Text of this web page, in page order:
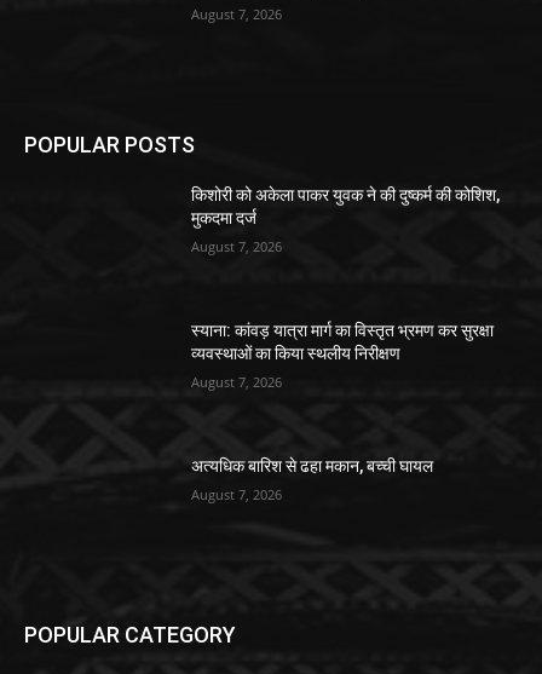
August 7, 2026
POPULAR POSTS
किशोरी को अकेला पाकर युवक ने की दुष्कर्म की कोशिश,
मुकदमा दर्ज
August 7, 2026
स्याना: कांवड़ यात्रा मार्ग का विस्तृत भ्रमण कर सुरक्षा
व्यवस्थाओं का किया स्थलीय निरीक्षण
August 7, 2026
अत्यधिक बारिश से ढहा मकान, बच्ची घायल
August 7, 2026
POPULAR CATEGORY